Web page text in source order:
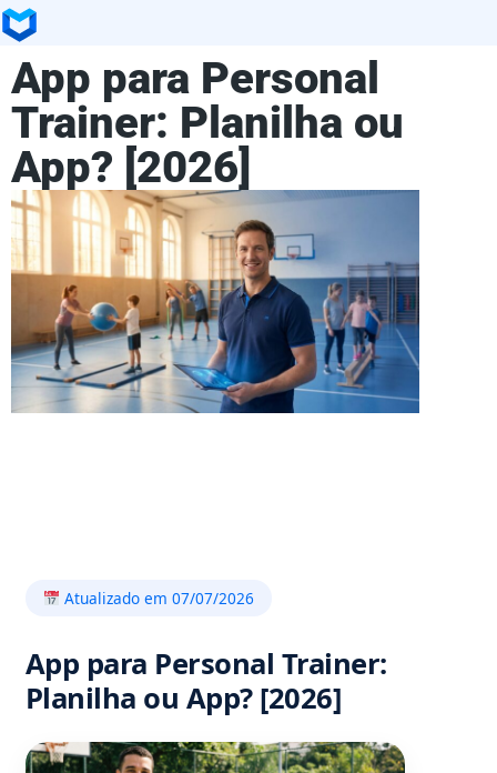
App para Personal
Trainer: Planilha ou
App? [2026]
Atualizado em 07/07/2026
App para Personal Trainer:
Planilha ou App? [2026]